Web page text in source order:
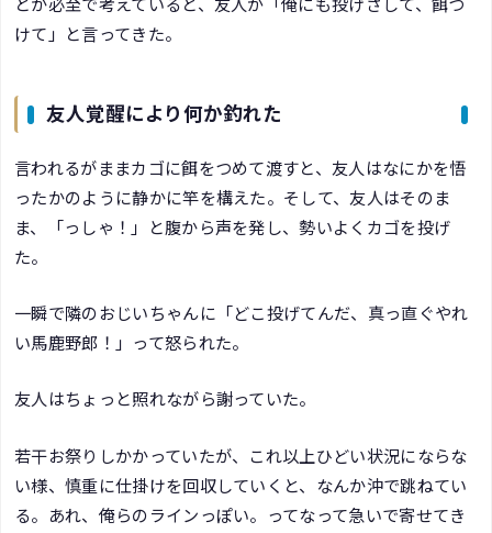
けて」と言ってきた。
友人覚醒により何か釣れた
言われるがままカゴに餌をつめて渡すと、友人はなにかを悟
ったかのように静かに竿を構えた。そして、友人はそのま
ま、「っしゃ！」と腹から声を発し、勢いよくカゴを投げ
た。
一瞬で隣のおじいちゃんに「どこ投げてんだ、真っ直ぐやれ
い馬鹿野郎！」って怒られた。
友人はちょっと照れながら謝っていた。
若干お祭りしかかっていたが、これ以上ひどい状況にならな
い様、慎重に仕掛けを回収していくと、なんか沖で跳ねてい
る。あれ、俺らのラインっぽい。ってなって急いで寄せてき